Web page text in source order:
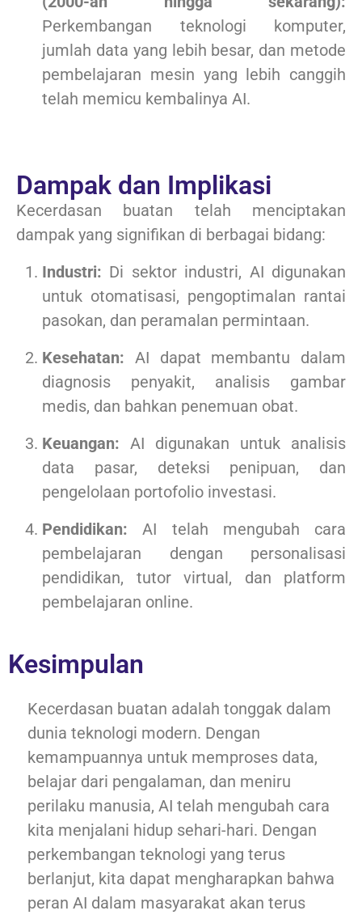
Perkembangan teknologi komputer,
jumlah data yang lebih besar, dan metode
pembelajaran mesin yang lebih canggih
telah memicu kembalinya AI.
Dampak dan Implikasi
Kecerdasan buatan telah menciptakan
dampak yang signifikan di berbagai bidang:
Industri: Di sektor industri, AI digunakan
untuk otomatisasi, pengoptimalan rantai
pasokan, dan peramalan permintaan.
Kesehatan: AI dapat membantu dalam
diagnosis penyakit, analisis gambar
medis, dan bahkan penemuan obat.
Keuangan: AI digunakan untuk analisis
data pasar, deteksi penipuan, dan
pengelolaan portofolio investasi.
Pendidikan: AI telah mengubah cara
pembelajaran dengan personalisasi
pendidikan, tutor virtual, dan platform
pembelajaran online.
Kesimpulan
Kecerdasan buatan adalah tonggak dalam
dunia teknologi modern. Dengan
kemampuannya untuk memproses data,
belajar dari pengalaman, dan meniru
perilaku manusia, AI telah mengubah cara
kita menjalani hidup sehari-hari. Dengan
perkembangan teknologi yang terus
berlanjut, kita dapat mengharapkan bahwa
peran AI dalam masyarakat akan terus